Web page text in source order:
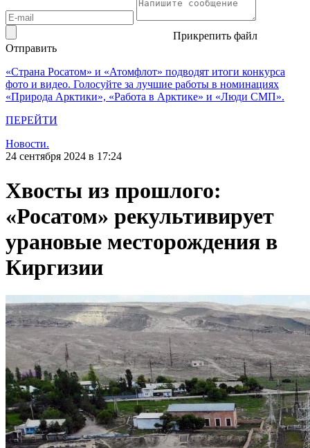
Прикрепить файл
Отправить
«Страна Росатом» и «Атомфлот» подводят итоги конкурса
фото и видео. Голосуйте за лучшие работы в номинациях
«Природа Арктики», «Работа в Арктике» и «Люди СМП».
ПЕРЕЙТИ
Новости.
24 сентября 2024 в 17:24
Хвосты из прошлого:
«Росатом» рекультивирует
урановые месторождения в
Киргизии